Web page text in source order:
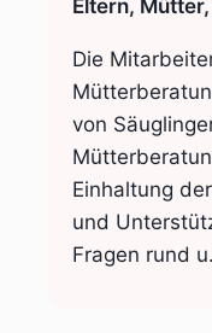
Eltern,
Die
von
Einhaltung
und
Fragen rund